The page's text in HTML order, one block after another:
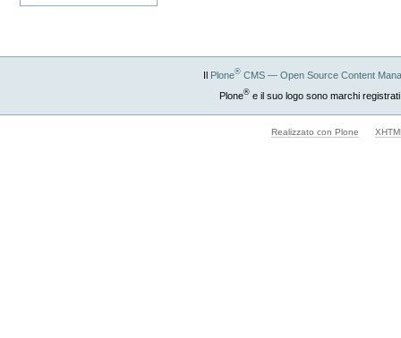
Il Plone® CMS — Open Source Content
Plone®e il suo logo sono marchi
Realizzato con Plone